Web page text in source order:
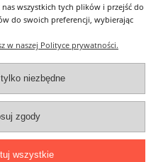
konto
- przekonaj się i kup również na
4, 83-000 Pruszcz Gdański
wszystkich tych plików i przejść do
do swoich preferencji, wybierając
w naszej Polityce prywatności.
niezbędne
zgody
wszystkie